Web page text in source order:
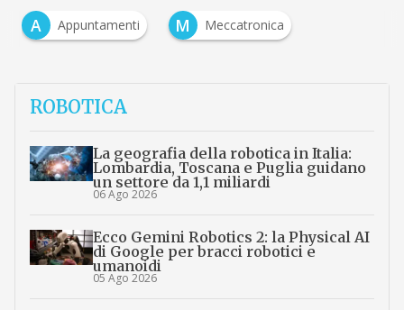
A
Appuntamenti M Meccatronica
ROBOTICA
La geografia della robotica in Italia:
Lombardia, Toscana e Puglia guidano
un settore da 1,1 miliardi
06 Ago 2026
Ecco Gemini Robotics 2: la Physical AI
di Google per bracci robotici e
umanoidi
05 Ago 2026